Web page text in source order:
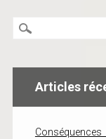
Articles